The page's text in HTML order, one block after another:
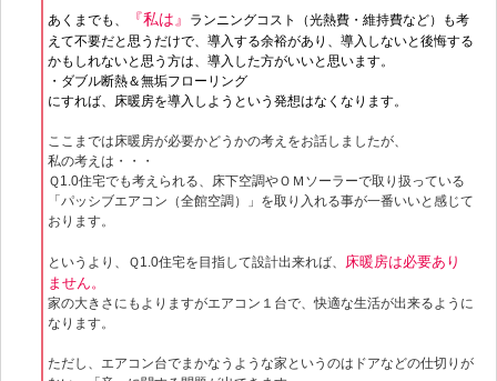
あくまでも、 『私は』
ランニングコスト（光熱費・維持費など）も考
えて不要だと思うだけで、導入する余裕があり、導入しないと後悔する
かもしれないと思う方は、導入した方がいいと思います。
・ダブル断熱＆無垢フローリング
にすれば、床暖房を導入しようという発想はなくなります。
ここまでは床暖房が必要かどうかの考えをお話しましたが、
私の考えは・・・
Ｑ1.0住宅でも考えられる、床下空調やＯＭソーラーで取り扱っている
「パッシブエアコン（全館空調）」を取り入れる事が一番いいと感じて
おります。
というより、Ｑ1.0住宅を目指して設計出来れば、 床暖房は必要あり
ません。
家の大きさにもよりますがエアコン１台で、快適な生活が出来るように
なります。
ただし、エアコン台でまかなうような家というのはドアなどの仕切りが